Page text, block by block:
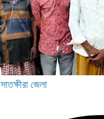
সাতক্ষীরা জেলা